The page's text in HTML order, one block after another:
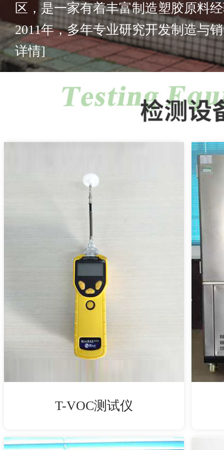
区，是一家有着丰富制造塑胶原料
2011年，多年专业研究开发制造与
详情]
T-VOC测试仪